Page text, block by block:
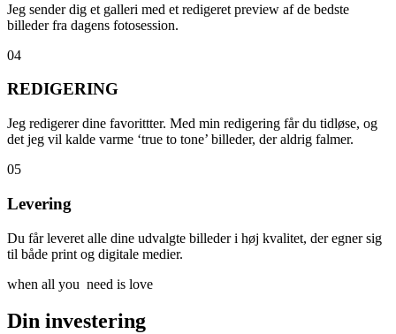
Jeg sender dig et galleri med et redigeret preview af de bedste
billeder fra dagens fotosession.
04
REDIGERING
Jeg redigerer dine favorittter. Med min redigering får du tidløse, og
det jeg vil kalde varme ‘true to tone’ billeder, der aldrig falmer.
05
Levering
Du får leveret alle dine udvalgte billeder i høj kvalitet, der egner sig
til både print og digitale medier.
when all you need is love
Din investering